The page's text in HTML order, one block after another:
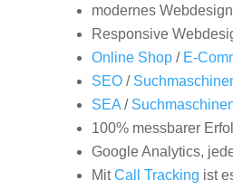
modernes Webdesign
Responsive
Online Shop/ E-
SEO/
SEA/
100% messbarer
Google Analytics,
MitCall Tracking ist